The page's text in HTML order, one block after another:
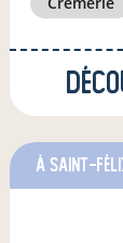
à Saint-